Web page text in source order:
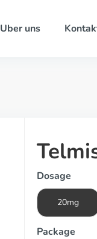
Uber uns
Dosage
20mg
Package